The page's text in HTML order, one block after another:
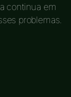
continua em
problemas.